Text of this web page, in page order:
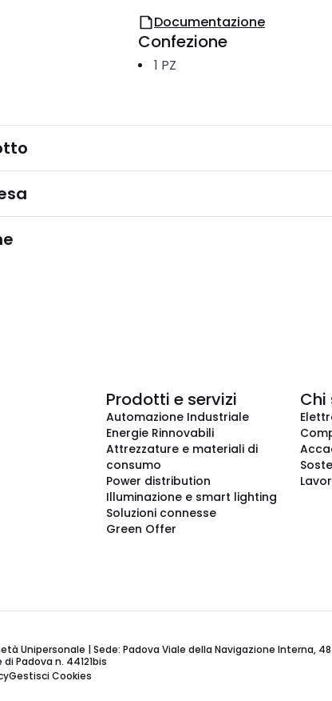
Documentazione
Confezione
1 PZ
Prodotti e servizi
Automazione Industriale
Energie Rinnovabili
Attrezzature e materiali di
consumo
Power distribution
Illuminazione e smart lighting
Soluzioni connesse
Green Offer
Unipersonale | Sede: Padova Viale della Navigazione Interna,
Padova n. 44121bis
Gestisci Cookies